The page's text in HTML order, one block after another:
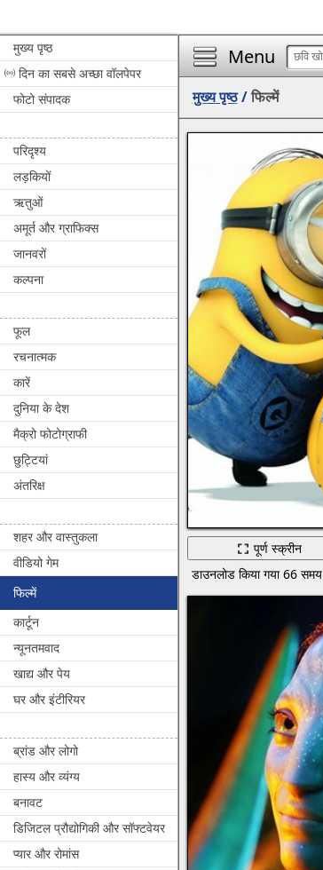
मुख्य पृष्ठ
दिन का सबसे अच्छा वॉलपेपर
फोटो संपादक
परिदृश्य
लड़कियों
ऋतुओं
अमूर्त और ग्राफिक्स
जानवरों
कल्पना
फूल
रचनात्मक
कारें
दुनिया के देश
मैक्रो फोटोग्राफी
छुट्टियां
अंतरिक्ष
शहर और वास्तुकला
वीडियो गेम
फिल्में
कार्टून
न्यूनतमवाद
खाद्य और पेय
घर और इंटीरियर
ब्रांड और लोगो
हास्य और व्यंग्य
बनावट
डिजिटल प्रौद्योगिकी और सॉफ्टवेयर
प्यार और रोमांस
Menu
मुख्य पृष्ठ/फिल्में
पूर्ण स्क्रीन
डाउनलोड किया गया 66 समय